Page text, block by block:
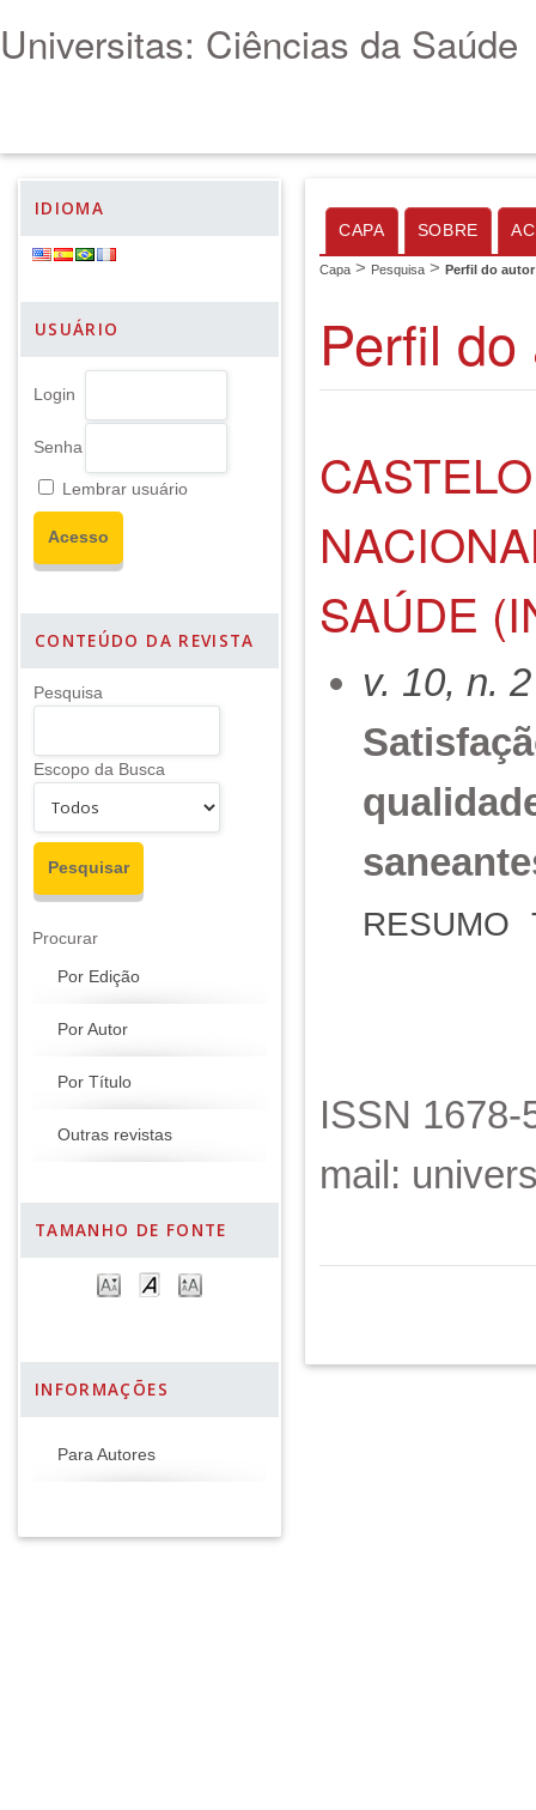
Universitas: Ciências da Saúde
IDIOMA
USUÁRIO
Login
Senha
Lembrar usuário
CONTEÚDO DA REVISTA
Pesquisa
Escopo da Busca
Procurar
Por Edição
Por Autor
Por Título
Outras revistas
TAMANHO DE FONTE
INFORMAÇÕES
Para Autores
CAPA SOBRE
Capa > Pesquisa > Perfil do autor
Perfil
SAÚDE
v. 10, n.
RESUMO
ISSN
mail: